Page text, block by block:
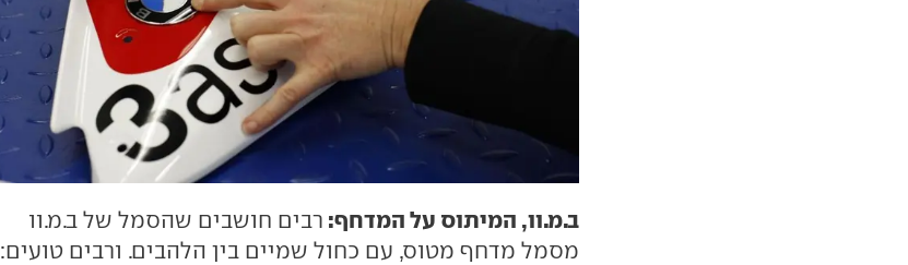
ב.מ.וו, המיתוס על המדחף: רבים חושבים שהסמל של ב.מ.וו
מסמל מדחף מטוס, עם כחול שמיים בין הלהבים. ורבים טועים: